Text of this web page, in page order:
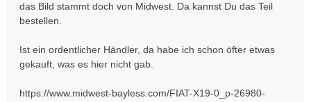
das Bild stammt doch von Midwest. Da kannst Du das Teil
bestellen.
Ist ein ordentlicher Händler, da habe ich schon öfter etwas
gekauft, was es hier nicht gab.
https://www.midwest-bayless.com/FIAT-X19-0_p-26980-